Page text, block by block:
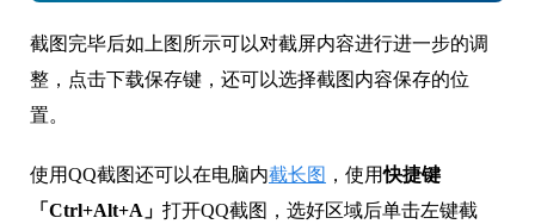
截图完毕后如上图所示可以对截屏内容进行进一步的调
整，点击下载保存键，还可以选择截图内容保存的位
置。
使用QQ截图还可以在电脑内截长图 ，使用快捷键
「Ctrl+Alt+A」 打开QQ截图，选好区域后单击左键截